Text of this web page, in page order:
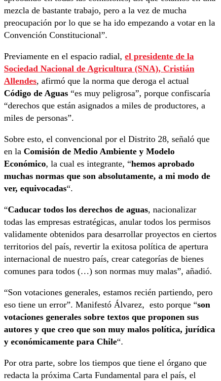
mezcla de bastante trabajo, pero a la vez de mucha
preocupación por lo que se ha ido empezando a votar en la
Convención Constitucional”.
Previamente en el espacio radial, el presidente de la
Sociedad Nacional de Agricultura (SNA), Cristián
Allendes, afirmó que la norma que deroga el actual
Código de Aguas “es muy peligrosa”, porque confiscaría
“derechos que están asignados a miles de productores, a
miles de personas”.
Sobre esto, el convencional por el Distrito 28, señaló que
en la Comisión de Medio Ambiente y Modelo
Económico, la cual es integrante, “hemos aprobado
muchas normas que son absolutamente, a mi modo de
ver, equivocadas“.
“Caducar todos los derechos de aguas, nacionalizar
todas las empresas estratégicas, anular todos los permisos
validamente obtenidos para desarrollar proyectos en ciertos
territorios del país, revertir la exitosa política de apertura
internacional de nuestro país, crear categorías de bienes
comunes para todos (…) son normas muy malas”, añadió.
“Son votaciones generales, estamos recién partiendo, pero
eso tiene un error”. Manifestó Álvarez, esto porque “son
votaciones generales sobre textos que proponen sus
autores y que creo que son muy malos política, jurídica
y económicamente para Chile“.
Por otra parte, sobre los tiempos que tiene el órgano que
redacta la próxima Carta Fundamental para el país, el